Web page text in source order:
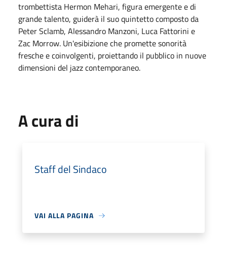
trombettista Hermon Mehari, figura emergente e di
grande talento, guiderà il suo quintetto composto da
PeterSclamb, Alessandro Manzoni, Luca Fattorini e
Zac Morrow. Un'esibizione che promette sonorità
fresche e coinvolgenti, proiettando il pubblico in nuove
dimensioni del jazz contemporaneo.
A cura di
Staff del Sindaco
VAI ALLA PAGINA